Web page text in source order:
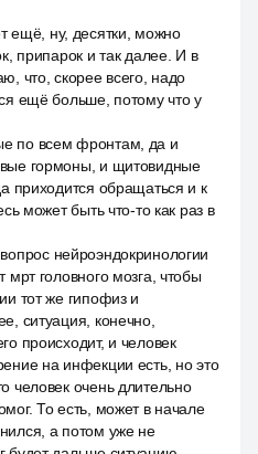
ещё, ну, десятки, можно
припарок и так далее. И в
что, скорее всего, надо
ещё больше, потому что у
по всем фронтам, да и
гормоны, и щитовидные
приходится обращаться и к
может быть что-то как раз в
нейроэндокринологии
мрт головного мозга, чтобы
тот же гипофиз и
ситуация, конечно,
происходит, и человек
на инфекции есть, но это
человек очень длительно
То есть, может в начале
а потом уже не